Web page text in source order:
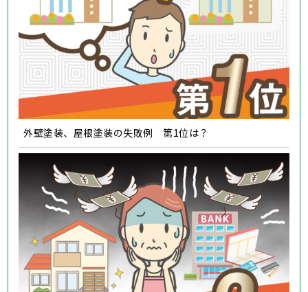
外壁塗装、屋根塗装の失敗例 第1位は？